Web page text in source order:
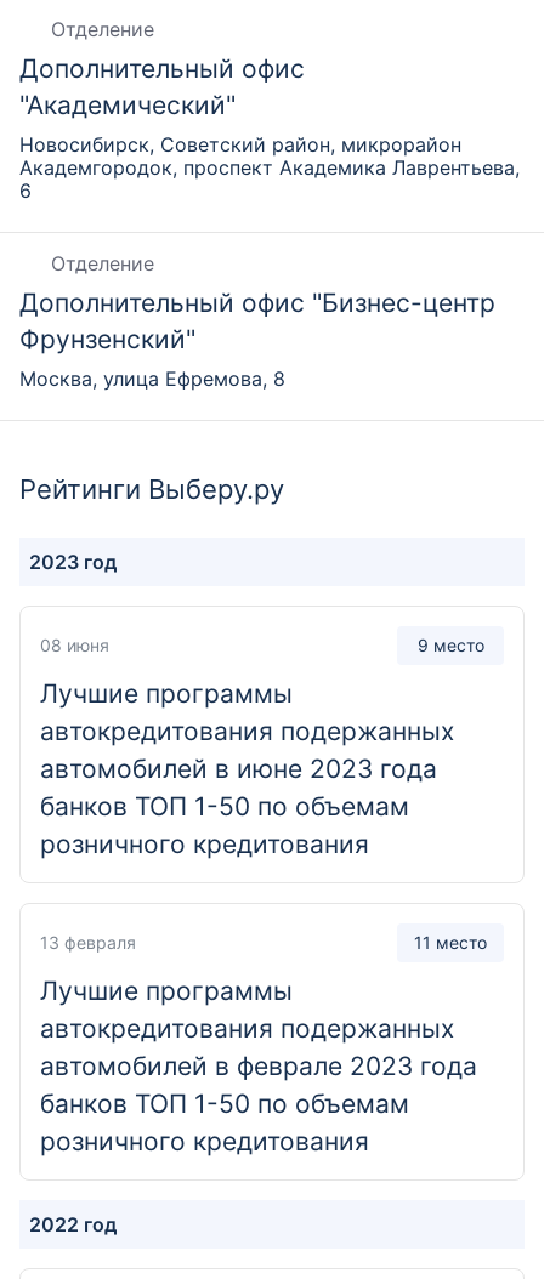
Отделение
Дополнительный офис
"Академический"
Новосибирск, Советский район, микрорайон
Академгородок, проспект Академика Лаврентьева,
6
Отделение
Дополнительный офис "Бизнес-центр
Фрунзенский"
Москва, улица Ефремова, 8
Дополнительный офис "Бульвар Славы"
119
Москва, Варшавское шоссе, 82
Отделение
Дополнительный офис "Вознесенское"
Санкт-Петербург, Вознесенский проспект, 34
Отделение
Краснодар, Центральный микрорайон, Кубанская
набережная, 25
Отделение
Дополнительный офис "Выборгское"
Санкт-Петербург, проспект Энгельса, 111к1
Рейтинги Выберу.ру
2023 год
08 июня 9 место
Лучшие программы
автокредитования подержанных
автомобилей в июне 2023 года
банков ТОП 1-50 по объемам
розничного кредитования
13 февраля 11 место
Лучшие программы
автокредитования подержанных
автомобилей в феврале 2023 года
банков ТОП 1-50 по объемам
розничного кредитования
2022 год